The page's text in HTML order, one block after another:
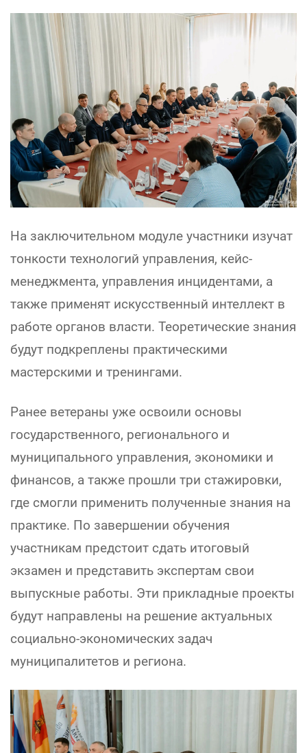
На заключительном модуле участники изучат
тонкости технологий управления, кейс-
менеджмента, управления инцидентами, а
также применят искусственный интеллект в
работе органов власти. Теоретические знания
будут подкреплены практическими
мастерскими и тренингами.
Ранее ветераны уже освоили основы
государственного, регионального и
муниципального управления, экономики и
финансов, а также прошли три стажировки,
где смогли применить полученные знания на
практике. По завершении обучения
участникам предстоит сдать итоговый
экзамен и представить экспертам свои
выпускные работы. Эти прикладные проекты
будут направлены на решение актуальных
социально-экономических задач
муниципалитетов и региона.